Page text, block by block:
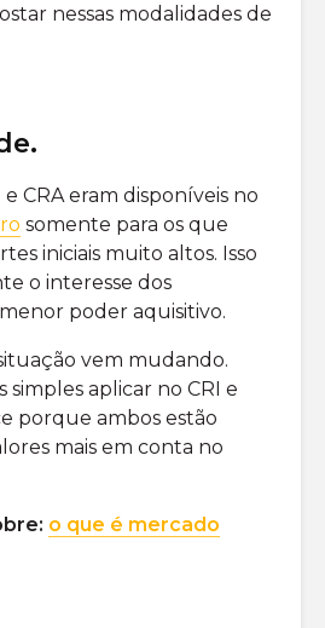
nessas modalidades de
e CRA eram disponíveis no
somente para os que
iniciais muito altos. Isso
o interesse dos
poder aquisitivo.
vem mudando.
simples aplicar no CRI e
porque ambos estão
mais em conta no
o que é mercado